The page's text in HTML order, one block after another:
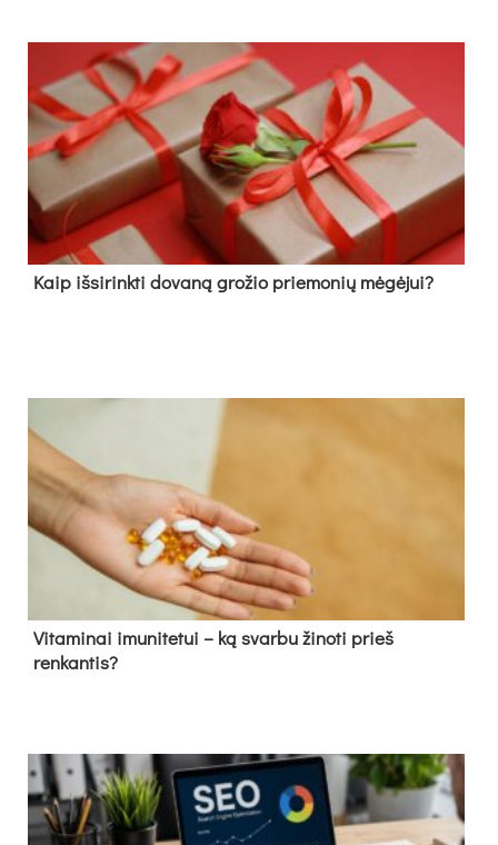
Kaip išsirinkti dovaną grožio priemonių mėgėjui?
Vitaminai imunitetui – ką svarbu žinoti prieš
renkantis?